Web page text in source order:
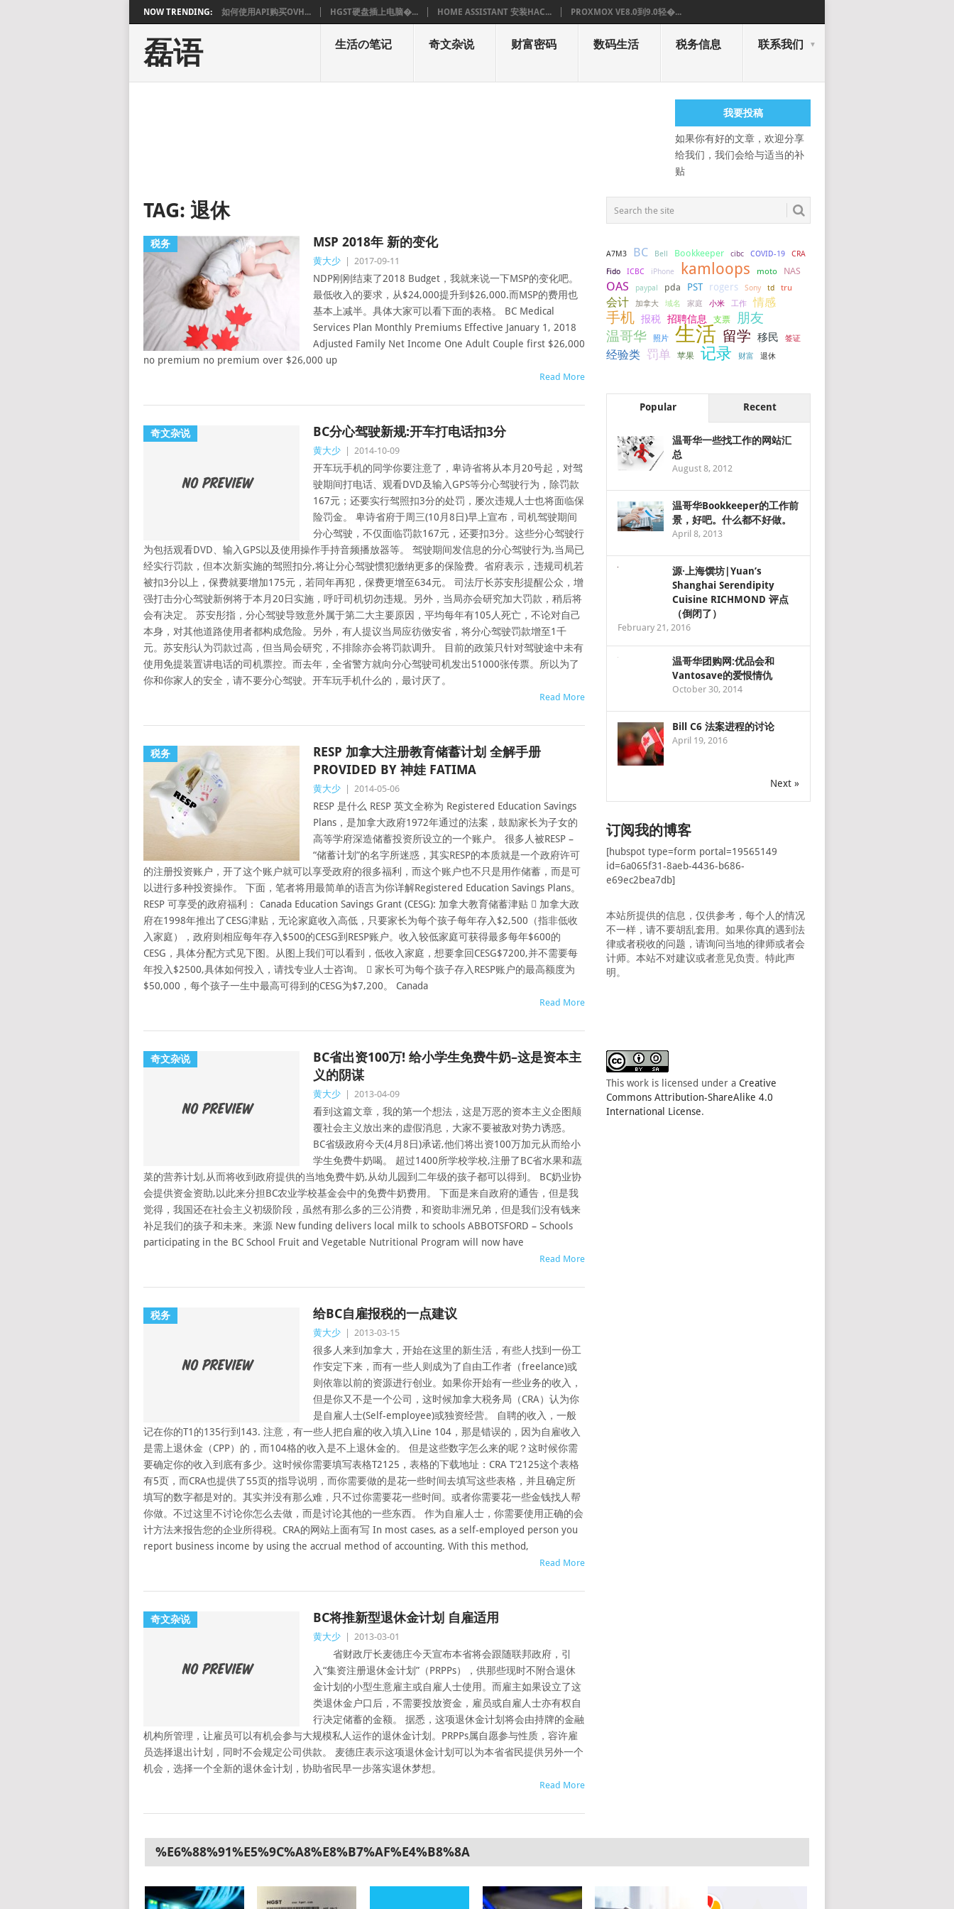
NOW TRENDING: 如何使用API购买OVH... HGST硬盘插上电脑�... HOME ASSISTANT 安装HAC... PROXMOX VE8.0到9.0轻�...
磊语 生活の笔记 奇文杂说 财富密码 数码生活 税务信息 联系我们
我要投稿
如果你有好的文章，欢迎分享
给我们，我们会给与适当的补
贴
TAG: 退休
税务 MSP 2018年 新的变化
黄大少 2017-09-11
NDP刚刚结束了2018 Budget，我就来说一下MSP的变化吧。
最低收入的要求，从$24,000提升到$26,000.而MSP的费用也
基本上减半。具体大家可以看下面的表格。 BC Medical
Services Plan Monthly Premiums Effective January 1, 2018
Adjusted Family Net Income One Adult Couple first $26,000
no premium no premium over $26,000 up
Read More
奇文杂说 BC分心驾驶新规:开车打电话扣3分
黄大少 2014-10-09
开车玩手机的同学你要注意了，卑诗省将从本月20号起，对驾
驶期间打电话、观看DVD及输入GPS等分心驾驶行为，除罚款
167元；还要实行驾照扣3分的处罚，屡次违规人士也将面临保
险罚金。 卑诗省府于周三(10月8日)早上宣布，司机驾驶期间
分心驾驶，不仅面临罚款167元，还要扣3分。这些分心驾驶行
为包括观看DVD、输入GPS以及使用操作手持音频播放器等。 驾驶期间发信息的分心驾驶行为,当局已
经实行罚款，但本次新实施的驾照扣分,将让分心驾驶惯犯缴纳更多的保险费。省府表示，违规司机若
被扣3分以上，保费就要增加175元，若同年再犯，保费更增至634元。 司法厅长苏安彤提醒公众，增
强打击分心驾驶新例将于本月20日实施，呼吁司机切勿违规。另外，当局亦会研究加大罚款，稍后将
会有决定。 苏安彤指，分心驾驶导致意外属于第二大主要原因，平均每年有105人死亡，不论对自己
本身，对其他道路使用者都构成危险。另外，有人提议当局应彷傚安省，将分心驾驶罚款增至1千
元。苏安彤认为罚款过高，但当局会研究，不排除亦会将罚款调升。 目前的政策只针对驾驶途中未有
使用免提装置讲电话的司机票控。而去年，全省警方就向分心驾驶司机发出51000张传票。所以为了
你和你家人的安全，请不要分心驾驶。开车玩手机什么的，最讨厌了。
Read More
税务
RESP 加拿大注册教育储蓄计划 全解手册
PROVIDED BY 神娃 FATIMA
黄大少 2014-05-06
RESP 是什么 RESP 英文全称为 Registered Education Savings
Plans，是加拿大政府1972年通过的法案，鼓励家长为子女的
高等学府深造储蓄投资所设立的一个账户。 很多人被RESP –
“储蓄计划”的名字所迷惑，其实RESP的本质就是一个政府许可
的注册投资账户，开了这个账户就可以享受政府的很多福利，而这个账户也不只是用作储蓄，而是可
以进行多种投资操作。 下面，笔者将用最简单的语言为你详解Registered Education Savings Plans。
RESP 可享受的政府福利： Canada Education Savings Grant (CESG): 加拿大教育储蓄津贴  加拿大政
府在1998年推出了CESG津贴，无论家庭收入高低，只要家长为每个孩子每年存入$2,500（指非低收
入家庭），政府则相应每年存入$500的CESG到RESP账户。收入较低家庭可获得最多每年$600的
CESG，具体分配方式见下图。从图上我们可以看到，低收入家庭，想要拿回CESG$7200,并不需要每
年投入$2500,具体如何投入，请找专业人士咨询。  家长可为每个孩子存入RESP账户的最高额度为
$50,000，每个孩子一生中最高可得到的CESG为$7,200。 Canada
Read More
奇文杂说
BC省出资100万! 给小学生免费牛奶–这是资本主
义的阴谋
黄大少 2013-04-09
看到这篇文章，我的第一个想法，这是万恶的资本主义企图颠
覆社会主义放出来的虚假消息，大家不要被敌对势力诱惑。
BC省级政府今天(4月8日)承诺,他们将出资100万加元从而给小
学生免费牛奶喝。 超过1400所学校学校,注册了BC省水果和蔬
菜的营养计划,从而将收到政府提供的当地免费牛奶,从幼儿园到二年级的孩子都可以得到。 BC奶业协
会提供资金资助,以此来分担BC农业学校基金会中的免费牛奶费用。 下面是来自政府的通告，但是我
觉得，我国还在社会主义初级阶段，虽然有那么多的三公消费，和资助非洲兄弟，但是我们没有钱来
补足我们的孩子和未来。来源 New funding delivers local milk to schools ABBOTSFORD – Schools
participating in the BC School Fruit and Vegetable Nutritional Program will now have
Read More
税务 给BC自雇报税的一点建议
黄大少 2013-03-15
很多人来到加拿大，开始在这里的新生活，有些人找到一份工
作安定下来，而有一些人则成为了自由工作者（freelance)或
则依靠以前的资源进行创业。如果你开始有一些业务的收入，
但是你又不是一个公司，这时候加拿大税务局（CRA）认为你
是自雇人士(Self-employee)或独资经营。 自聘的收入，一般
记在你的T1的135行到143. 注意，有一些人把自雇的收入填入Line 104，那是错误的，因为自雇收入
是需上退休金（CPP）的，而104格的收入是不上退休金的。 但是这些数字怎么来的呢？这时候你需
要确定你的收入到底有多少。这时候你需要填写表格T2125，表格的下载地址：CRA T’2125这个表格
有5页，而CRA也提供了55页的指导说明，而你需要做的是花一些时间去填写这些表格，并且确定所
填写的数字都是对的。其实并没有那么难，只不过你需要花一些时间。或者你需要花一些金钱找人帮
你做。不过这里不讨论你怎么去做，而是讨论其他的一些东西。 作为自雇人士，你需要使用正确的会
计方法来报告您的企业所得税。CRA的网站上面有写 In most cases, as a self-employed person you
report business income by using the accrual method of accounting. With this method,
Read More
奇文杂说 BC将推新型退休金计划 自雇适用
黄大少 2013-03-01
省财政厅长麦德庄今天宣布本省将会跟随联邦政府，引
入“集资注册退休金计划”（PRPPs），供那些现时不附合退休
金计划的小型生意雇主或自雇人士使用。而雇主如果设立了这
类退休金户口后，不需要投放资金，雇员或自雇人士亦有权自
行决定储蓄的金额。 据悉，这项退休金计划将会由持牌的金融
机构所管理，让雇员可以有机会参与大规模私人运作的退休金计划。PRPPs属自愿参与性质，容许雇
员选择退出计划，同时不会规定公司供款。 麦德庄表示这项退休金计划可以为本省省民提供另外一个
机会，选择一个全新的退休金计划，协助省民早一步落实退休梦想。
Read More
A7M3 BC Bell Bookkeeper cibc COVID-19
CRA
Fido
ICBC iPhone kamloops moto NAS
OAS paypal pda PST rogers Sony td tru
会计 加拿大 域名 家庭 小米 工作 情感
手机 报税 招聘信息 支票 朋友
温哥华 照片 生活 留学 移民 签证
经验类 罚单 苹果 记录 财富 退休
Popular Recent
温哥华一些找工作的网站汇
总
August 8, 2012
温哥华Bookkeeper的工作前
景，好吧。什么都不好做。
April 8, 2013
源·上海馔坊|Yuan’s
Shanghai Serendipity
Cuisine RICHMOND 评点
（倒闭了）
February 21, 2016
温哥华团购网:优品会和
Vantosave的爱恨情仇
October 30, 2014
Bill C6 法案进程的讨论
April 19, 2016
Next »
订阅我的博客
[hubspot type=form portal=19565149
id=6a065f31-8aeb-4436-b686-
e69ec2bea7db]
本站所提供的信息，仅供参考，每个人的情况
不一样，请不要胡乱套用。如果你真的遇到法
律或者税收的问题，请询问当地的律师或者会
计师。本站不对建议或者意见负责。特此声
明。
This work is licensed under a Creative
Commons Attribution-ShareAlike 4.0
International License.
%E6%88%91%E5%9C%A8%E8%B7%AF%E4%B8%8A